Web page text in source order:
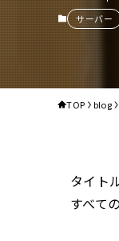
サーバー
TOP blog
タイト
すべて